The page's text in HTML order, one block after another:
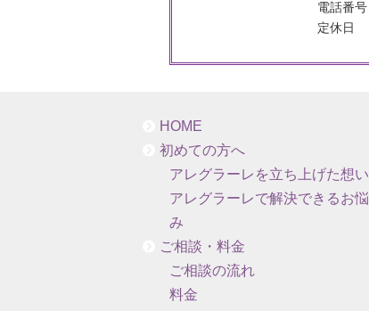
電話番号
定休日
HOME
初めての方へ
アレグラーレを立ち上げた想い
アレグラーレで解決できるお悩
み
ご相談・料金
ご相談の流れ
料金